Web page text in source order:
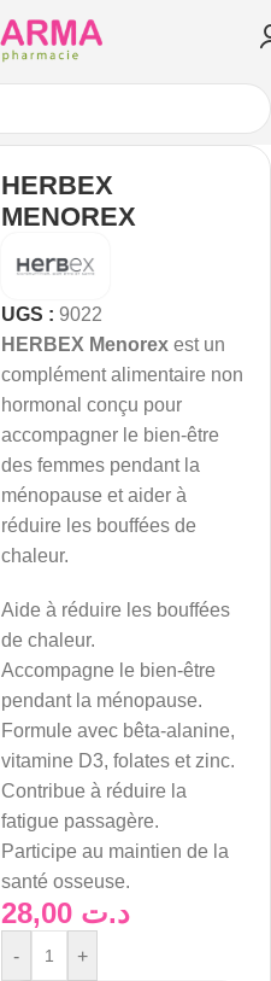
HERBEX
MENOREX
UGS : 9022
HERBEX Menorex est un
complément alimentaire non
hormonal conçu pour
accompagner le bien-être
des femmes pendant la
ménopause et aider à
réduire les bouffées de
chaleur.
Aide à réduire les bouffées
de chaleur.
Accompagne le bien-être
pendant la ménopause.
Formule avec bêta-alanine,
vitamine D3, folates et zinc.
Contribue à réduire la
fatigue passagère.
Participe au maintien de la
santé osseuse.
د.ت
- +